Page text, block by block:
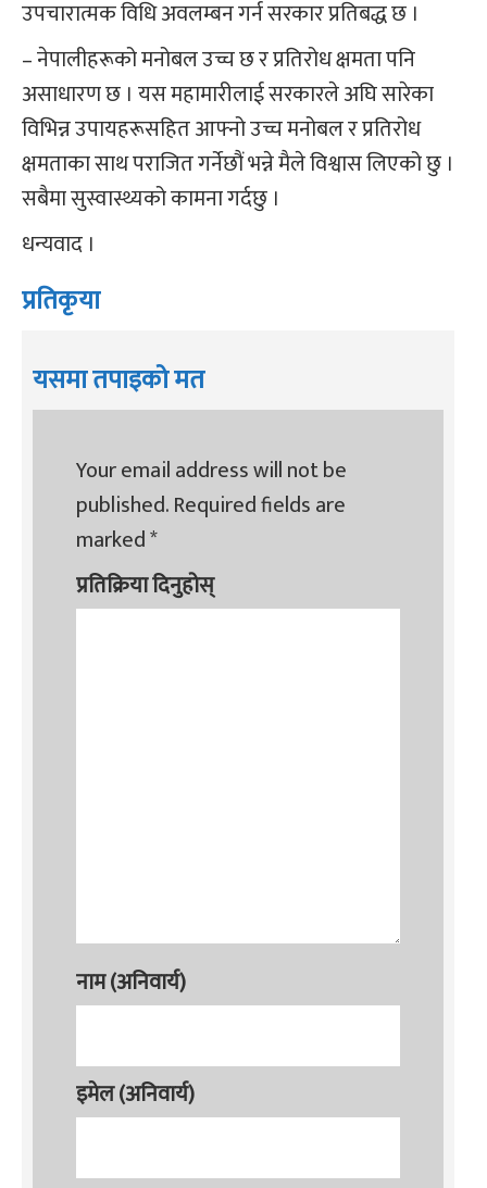
उपचारात्मक विधि अवलम्बन गर्न सरकार प्रतिबद्ध छ ।
– नेपालीहरूको मनोबल उच्च छ र प्रतिरोध क्षमता पनि
असाधारण छ । यस महामारीलाई सरकारले अघि सारेका
विभिन्न उपायहरूसहित आफ्नो उच्च मनोबल र प्रतिरोध
क्षमताका साथ पराजित गर्नेछौं भन्ने मैले विश्वास लिएको छु ।
सबैमा सुस्वास्थ्यको कामना गर्दछु ।
धन्यवाद ।
प्रतिकृया
यसमा तपाइको मत
Your email address will not be
published.Required fields are
marked*
प्रतिक्रिया दिनुहोस्
नाम (अनिवार्य)
इमेल (अनिवार्य)